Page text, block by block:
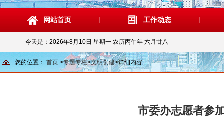
网站首页 工作动态
今天是： 2026年8月10日 星期一 农历丙午年 六月廿八
您的位置： 首页 >专题专栏>文明创建>详细内容
市委办志愿者参